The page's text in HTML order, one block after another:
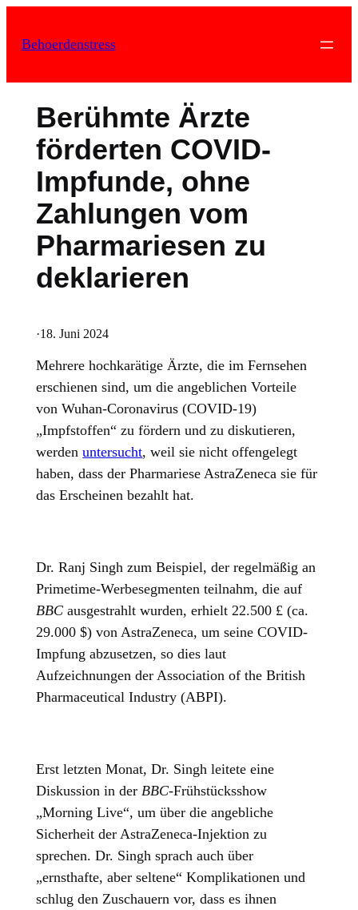
Inhalt
Behoerdenstress
Berühmte Ärzte
förderten COVID-
Impfunde, ohne
Zahlungen vom
Pharmariesen zu
deklarieren
·18. Juni 2024
Mehrere hochkarätige Ärzte, die im Fernsehen
erschienen sind, um die angeblichen Vorteile
von Wuhan-Coronavirus (COVID-19)
„Impfstoffen“ zu fördern und zu diskutieren,
werdenuntersucht, weil sie nicht offengelegt
haben, dass der Pharmariese AstraZeneca sie für
das Erscheinen bezahlt hat.
Dr. Ranj Singh zum Beispiel, der regelmäßig an
Primetime-Werbesegmenten teilnahm, die auf
BBCausgestrahlt wurden, erhielt 22.500 £ (ca.
29.000 $) von AstraZeneca, um seine COVID-
Impfung abzusetzen, so dies laut
Aufzeichnungen der Association of the British
Pharmaceutical Industry (ABPI).
Erst letzten Monat, Dr. Singh leitete eine
Diskussion in derBBC-Frühstücksshow
„Morning Live“, um über die angebliche
Sicherheit der AstraZeneca-Injektion zu
sprechen. Dr. Singh sprach auch über
„ernsthafte, aber seltene“ Komplikationen und
schlug den Zuschauern vor, dass es ihnen